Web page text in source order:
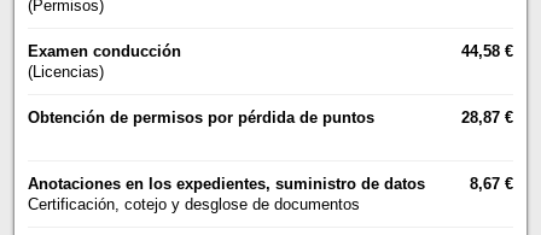
(Permisos)
Examen conducción
44,58 €
(Licencias)
Obtención de permisos por pérdida de puntos 28,87 €
Anotaciones en los expedientes, suministro de datos
8,67 €
Certificación, cotejo y desglose de documentos